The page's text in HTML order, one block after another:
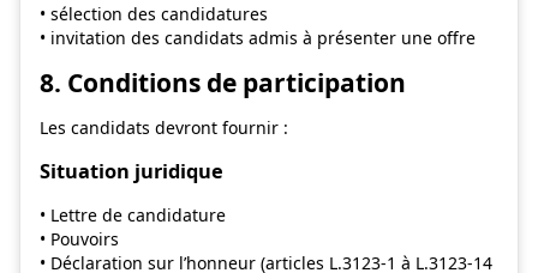
• sélection des candidatures
• invitation des candidats admis à présenter une offre
8. Conditions de participation
Les candidats devront fournir :
Situation juridique
• Lettre de candidature
• Pouvoirs
• Déclaration sur l’honneur (articles L.3123-1 à L.3123-14